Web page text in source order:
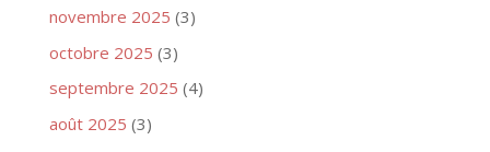
novembre 2025 (3)
octobre 2025 (3)
septembre 2025 (4)
août 2025 (3)